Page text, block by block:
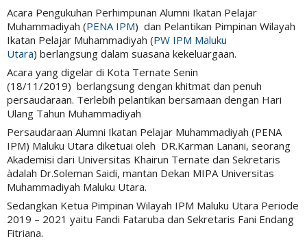
Acara Pengukuhan Perhimpunan Alumni Ikatan Pelajar
Muhammadiyah (PENA IPM) dan Pelantikan Pimpinan Wilayah
Ikatan Pelajar Muhammadiyah (PW IPM Maluku
Utara) berlangsung dalam suasana kekeluargaan.
Acara yang digelar di Kota Ternate Senin
(18/11/2019) berlangsung dengan khitmat dan penuh
persaudaraan. Terlebih pelantikan bersamaan dengan Hari
Ulang Tahun Muhammadiyah
Persaudaraan Alumni Ikatan Pelajar Muhammadiyah (PENA
IPM) Maluku Utara diketuai oleh DR.Karman Lanani, seorang
Akademisi dari Universitas Khairun Ternate dan Sekretaris
àdalah Dr.Soleman Saidi, mantan Dekan MIPA Universitas
Muhammadiyah Maluku Utara.
Sedangkan Ketua Pimpinan Wilayah IPM Maluku Utara Periode
2019 – 2021 yaitu Fandi Fataruba dan Sekretaris Fani Endang
Fitriana.